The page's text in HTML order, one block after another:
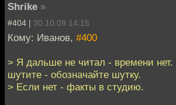
Shrike »
#404 | 30.10.09 14:15
Кому: Иванов, #400
> Я дальше не читал - времени
шутите - обозначайте шутку.
> Если нет - факты в студию.